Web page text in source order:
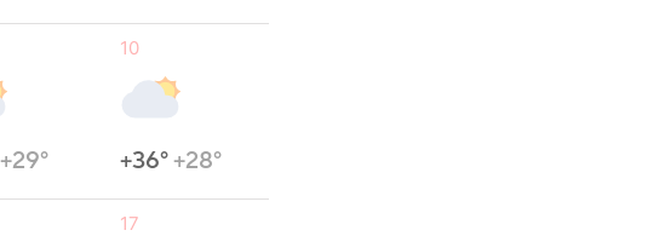
+29°
10
+36°+28°
17